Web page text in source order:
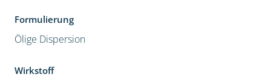
Formulierung
Ölige Dispersion
Wirkstoff